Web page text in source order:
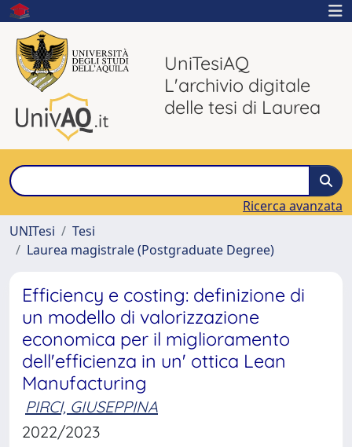
UniTesiAQ
L'archivio digitale
delle tesi di Laurea
Ricerca avanzata
UNITesi
Tesi
Laurea magistrale (Postgraduate Degree)
Efficiency e costing: definizione di
un modello di valorizzazione
economica per il miglioramento
dell'efficienza in un' ottica Lean
Manufacturing
PIRCI, GIUSEPPINA
2022/2023